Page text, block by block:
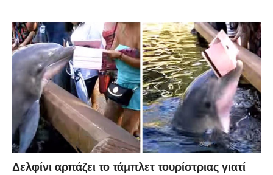
Δελφίνι αρπάζει το τάμπλετ τουρίστριας γιατί